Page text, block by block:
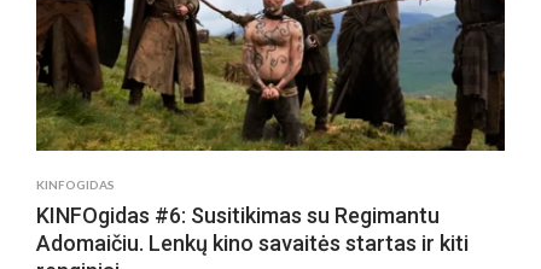
KINFOGIDAS
KINFOgidas #6: Susitikimas su Regimantu
Adomaičiu. Lenkų kino savaitės startas ir kiti